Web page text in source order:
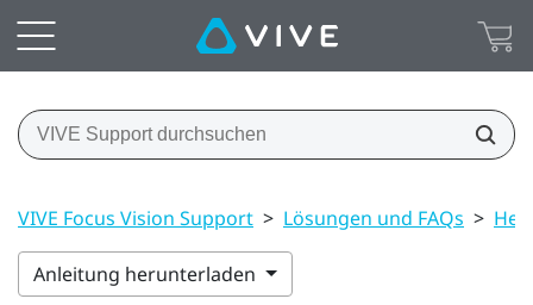
VIVE Focus Vision Support > Lösungen und FAQs >
Anleitung herunterladen